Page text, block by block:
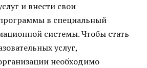
и внести свои
в специальный
системы. Чтобы стать
услуг,
необходимо